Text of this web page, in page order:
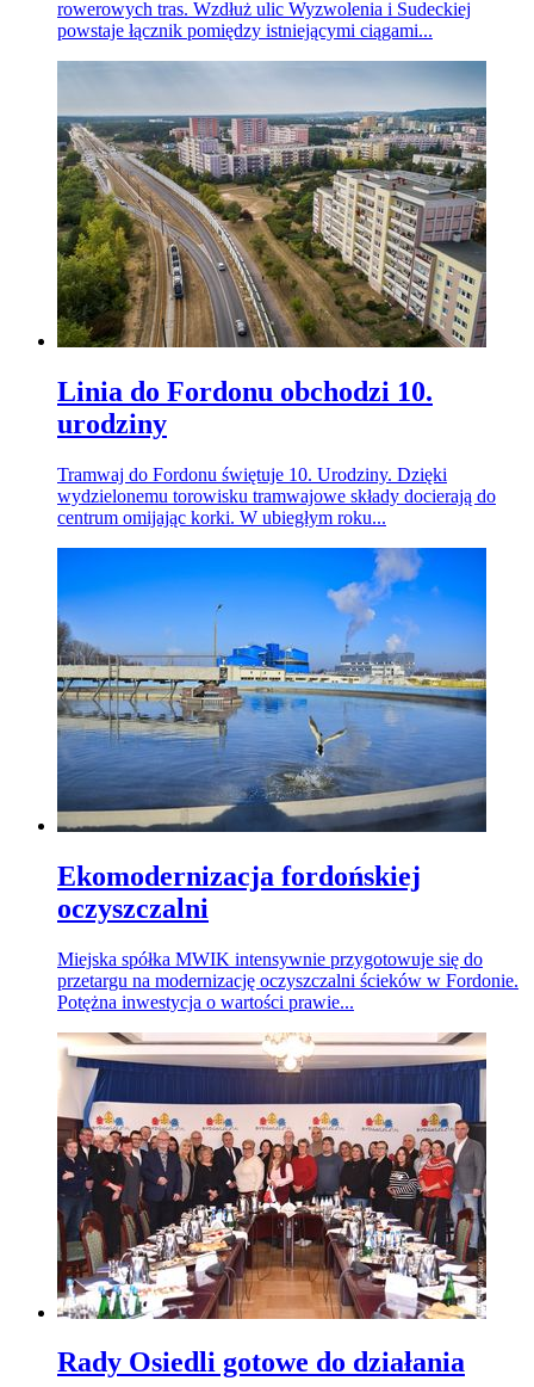
rowerowych tras. Wzdłuż ulic Wyzwolenia i Sudeckiej
powstaje łącznik pomiędzy istniejącymi ciągami...
Linia do Fordonu obchodzi 10.
urodziny
Tramwaj do Fordonu świętuje 10. Urodziny. Dzięki
wydzielonemu torowisku tramwajowe składy docierają do
centrum omijając korki. W ubiegłym roku...
Ekomodernizacja fordońskiej
oczyszczalni
Miejska spółka MWIK intensywnie przygotowuje się do
przetargu na modernizację oczyszczalni ścieków w Fordonie.
Potężna inwestycja o wartości prawie...
Rady Osiedli gotowe do działania